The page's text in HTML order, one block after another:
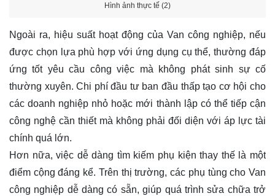
Hình ảnh thực tế (2)
Ngoài ra, hiệu suất hoạt động của Van công nghiệp, nếu
được chọn lựa phù hợp với ứng dụng cụ thể, thường đáp
ứng tốt yêu cầu công việc mà không phát sinh sự cố
thường xuyên. Chi phí đầu tư ban đầu thấp tạo cơ hội cho
các doanh nghiệp nhỏ hoặc mới thành lập có thể tiếp cận
công nghệ cần thiết mà không phải đối diện với áp lực tài
chính quá lớn.
Hơn nữa, việc dễ dàng tìm kiếm phụ kiện thay thế là một
điểm cộng đáng kể. Trên thị trường, các phụ tùng cho Van
công nghiệp dễ dàng có sẵn, giúp quá trình sửa chữa trở